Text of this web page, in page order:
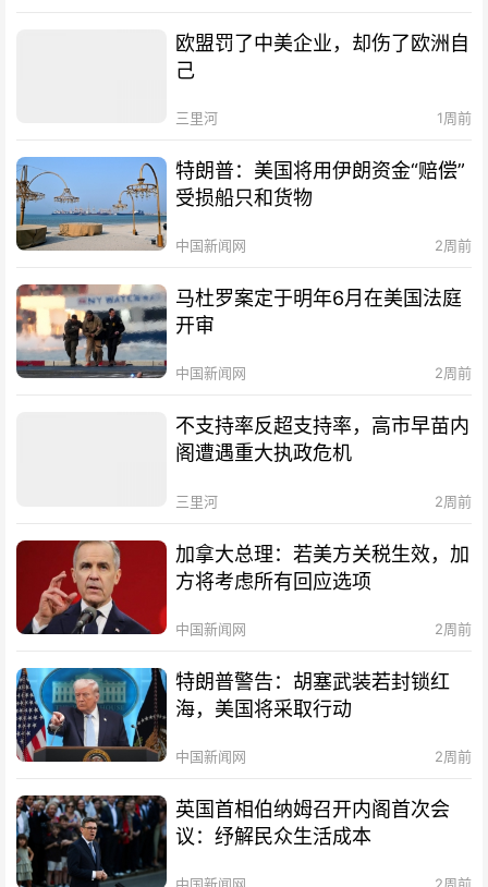
欧盟罚了中美企业，却伤了欧洲自
己
三里河 1周前
特朗普：美国将用伊朗资金“赔偿”
受损船只和货物
中国新闻网 2周前
马杜罗案定于明年6月在美国法庭
开审
中国新闻网 2周前
不支持率反超支持率，高市早苗内
阁遭遇重大执政危机
三里河 2周前
加拿大总理：若美方关税生效，加
方将考虑所有回应选项
中国新闻网 2周前
特朗普警告：胡塞武装若封锁红
海，美国将采取行动
中国新闻网 2周前
英国首相伯纳姆召开内阁首次会
议：纾解民众生活成本